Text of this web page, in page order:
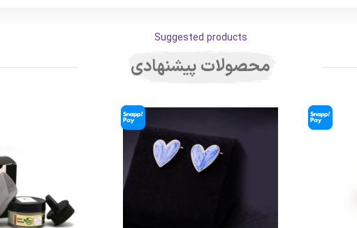
Suggested products
محصولات پیشنهادی